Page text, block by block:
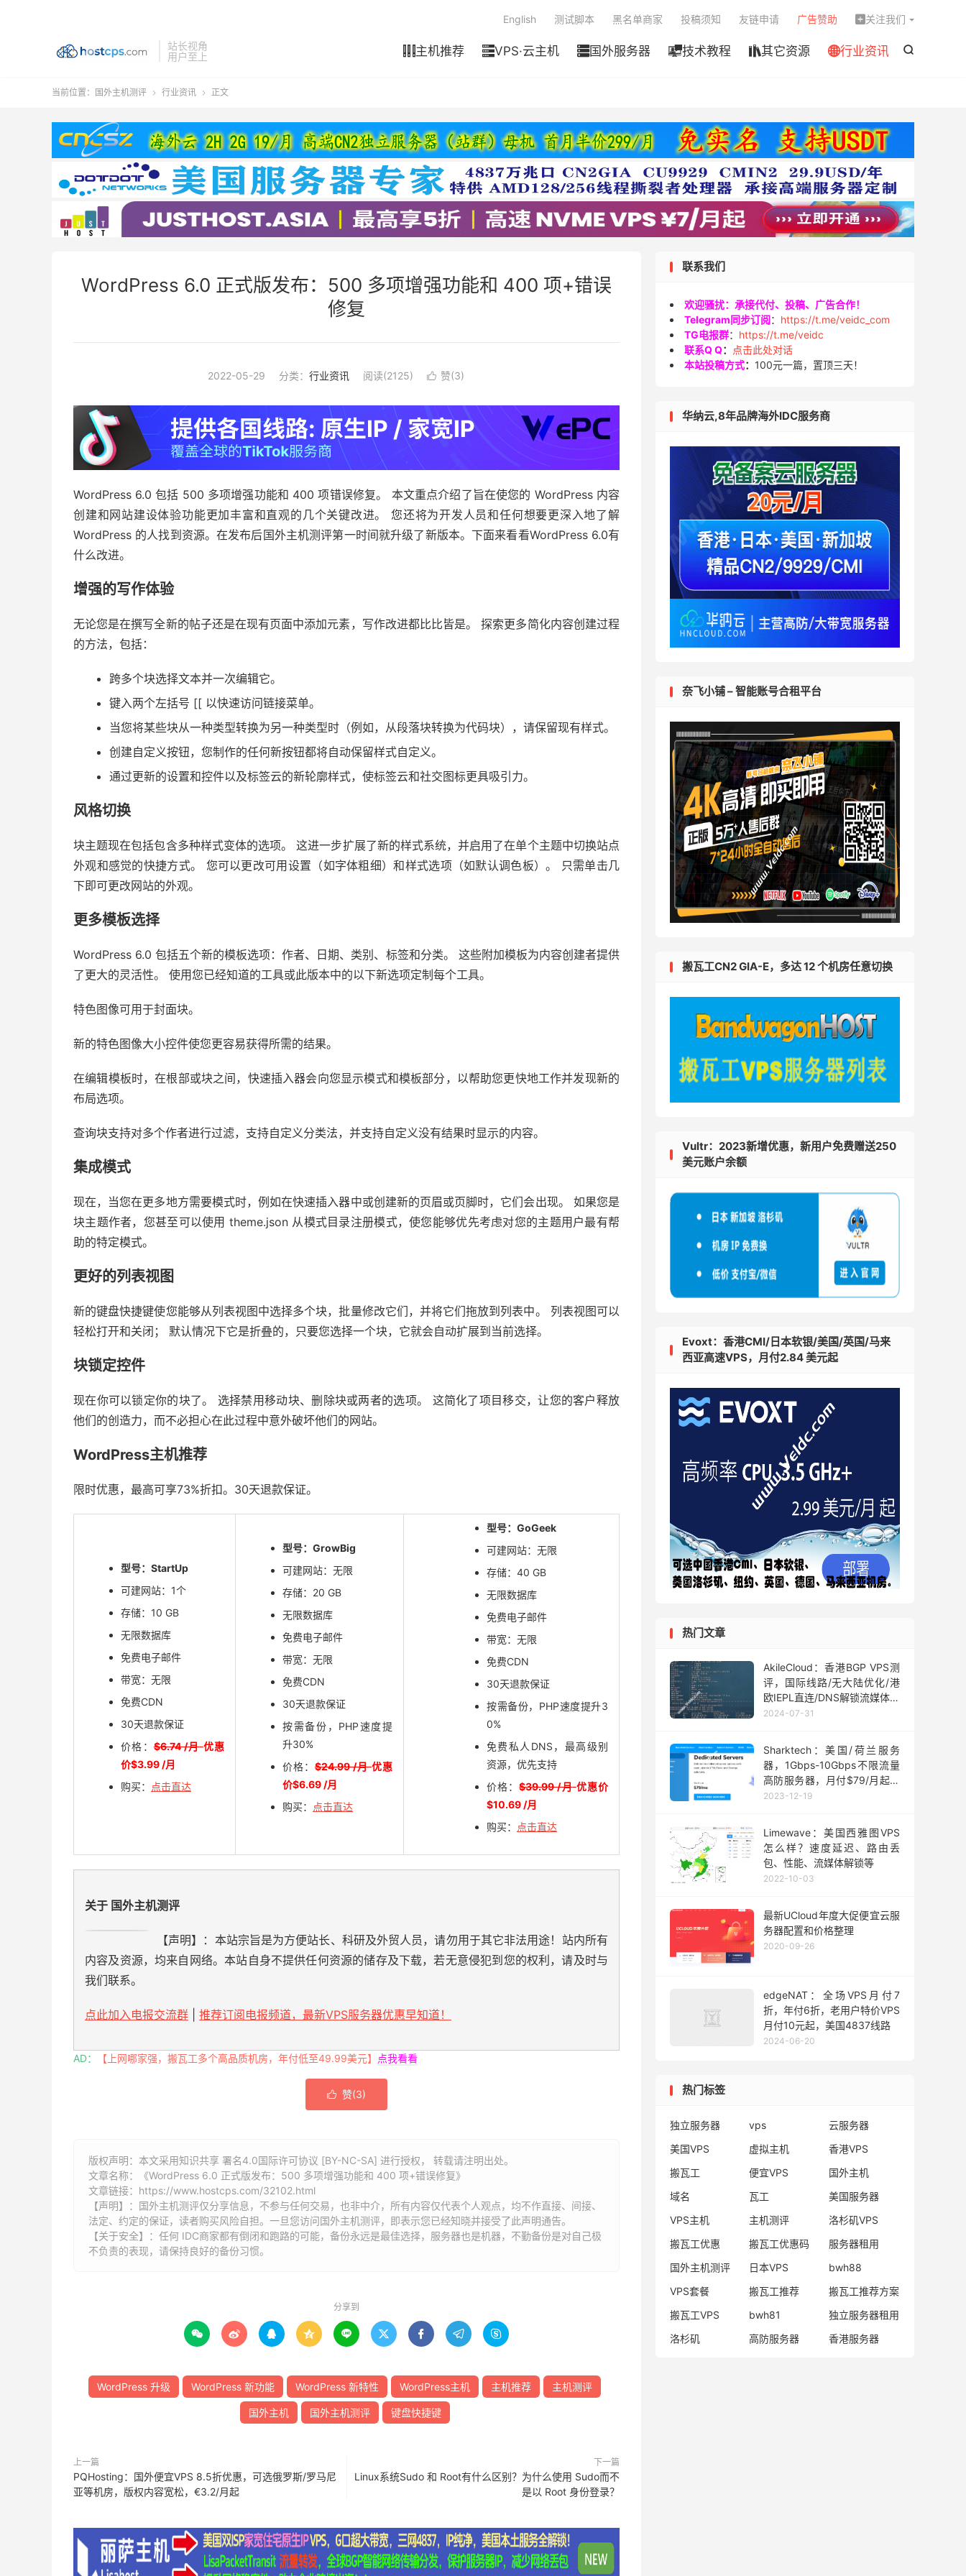
站长视角
用户至上

主机推荐 VPS·云主机 国外服务器 技术教程 其它资源 行业资讯
English 测试脚本 黑名单商家 投稿须知 友链申请 广告赞助  关注我们
当前位置： 国外主机测评  行业资讯  正文
WordPress 6.0 正式版发布：500 多项增强功能和 400 项+错误
修复
2022-05-29 分类： 行业资讯 阅读(2125)  赞(3)
WordPress 6.0 包括 500 多项增强功能和 400 项错误修复。 本文重点介绍了旨在使您的 WordPress 内容
创建和网站建设体验功能更加丰富和直观的几个关键改进。 您还将为开发人员和任何想要更深入地了解
WordPress 的人找到资源。在发布后国外主机测评第一时间就升级了新版本。下面来看看WordPress 6.0有
什么改进。
增强的写作体验
无论您是在撰写全新的帖子还是在现有页面中添加元素，写作改进都比比皆是。 探索更多简化内容创建过程
的方法，包括：
跨多个块选择文本并一次编辑它。
键入两个左括号 [[ 以快速访问链接菜单。
当您将某些块从一种类型转换为另一种类型时（例如，从段落块转换为代码块），请保留现有样式。
创建自定义按钮，您制作的任何新按钮都将自动保留样式自定义。
通过更新的设置和控件以及标签云的新轮廓样式，使标签云和社交图标更具吸引力。
风格切换
块主题现在包括包含多种样式变体的选项。 这进一步扩展了新的样式系统，并启用了在单个主题中切换站点
外观和感觉的快捷方式。 您可以更改可用设置（如字体粗细）和样式选项（如默认调色板）。 只需单击几
下即可更改网站的外观。
更多模板选择
WordPress 6.0 包括五个新的模板选项：作者、日期、类别、标签和分类。 这些附加模板为内容创建者提供
了更大的灵活性。 使用您已经知道的工具或此版本中的以下新选项定制每个工具。
特色图像可用于封面块。
新的特色图像大小控件使您更容易获得所需的结果。
在编辑模板时，在根部或块之间，快速插入器会向您显示模式和模板部分，以帮助您更快地工作并发现新的
布局选项。
查询块支持对多个作者进行过滤，支持自定义分类法，并支持自定义没有结果时显示的内容。
集成模式
现在，当您在更多地方需要模式时，例如在快速插入器中或创建新的页眉或页脚时，它们会出现。 如果您是
块主题作者，您甚至可以使用 theme.json 从模式目录注册模式，使您能够优先考虑对您的主题用户最有帮
助的特定模式。
更好的列表视图
新的键盘快捷键使您能够从列表视图中选择多个块，批量修改它们，并将它们拖放到列表中。 列表视图可以
轻松打开和关闭； 默认情况下它是折叠的，只要您选择一个块，它就会自动扩展到当前选择。
块锁定控件
现在你可以锁定你的块了。 选择禁用移动块、删除块或两者的选项。 这简化了项目移交，让您的客户释放
他们的创造力，而不必担心在此过程中意外破坏他们的网站。
WordPress主机推荐
限时优惠，最高可享73%折扣。30天退款保证。
型号：StartUp
可建网站：1个
存储：10 GB
无限数据库
免费电子邮件
带宽：无限
免费CDN
30天退款保证
价格：$6.74 /月 优惠
价$3.99 /月
购买：
点击直达
型号：GrowBig
可建网站：无限
存储：20 GB
无限数据库
免费电子邮件
带宽：无限
免费CDN
30天退款保证
按需备份，PHP速度提
升30%
价格： $24.99 /月 优惠
价$6.69 /月
购买：
点击直达
型号：GoGeek
可建网站：无限
存储：40 GB
无限数据库
免费电子邮件
带宽：无限
免费CDN
30天退款保证
按需备份，PHP速度提升3
0%
免费私人DNS，最高级别
资源，优先支持
价格：$39.99 /月 优惠价
$10.69 /月
购买：
点击直达
关于 国外主机测评
【声明】：本站宗旨是为方便站长、科研及外贸人员，请勿用于其它非法用途！站内所有
内容及资源，均来自网络。本站自身不提供任何资源的储存及下载，若无意侵犯到您的权利，请及时与
我们联系。
点此加入电报交流群 推荐订阅电报频道，最新VPS服务器优惠早知道！
AD： 【上网哪家强，搬瓦工多个高品质机房，年付低至49.99美元】 点我看看
 赞(3)
版权声明：本文采用知识共享 署名4.0国际许可协议 [BY-NC-SA] 进行授权， 转载请注明出处。
文章名称：《WordPress 6.0 正式版发布：500 多项增强功能和 400 项+错误修复》
文章链接： https://www.hostcps.com/32102.html
【声明】：国外主机测评仅分享信息，不参与任何交易，也非中介，所有内容仅代表个人观点，均不作直接、间接、
法定、约定的保证，读者购买风险自担。一旦您访问国外主机测评，即表示您已经知晓并接受了此声明通告。
【关于安全】：任何 IDC商家都有倒闭和跑路的可能，备份永远是最佳选择，服务器也是机器，不勤备份是对自己极
不负责的表现，请保持良好的备份习惯。
分享到
        
WordPress 升级 WordPress 新功能 WordPress 新特性 WordPress主机 主机推荐 主机测评
国外主机 国外主机测评 键盘快捷键
上一篇
PQHosting：国外便宜VPS 8.5折优惠，可选俄罗斯/罗马尼
亚等机房，版权内容宽松，€3.2/月起
下一篇
Linux系统Sudo 和 Root有什么区别？为什么使用 Sudo而不
是以 Root 身份登录？
联系我们
欢迎骚扰：承接代付、投稿、广告合作！
Telegram同步订阅： https://t.me/veidc_com
TG电报群： https://t.me/veidc
联系Q Q：
点击此处对话
本站投稿方式： 100元一篇，置顶三天！
华纳云,8年品牌海外IDC服务商
奈飞小铺 – 智能账号合租平台
搬瓦工CN2 GIA-E，多达 12 个机房任意切换
Vultr：2023新增优惠，新用户免费赠送250
美元账户余额
Evoxt：香港CMI/日本软银/美国/英国/马来
西亚高速VPS，月付2.84 美元起
热门文章
AkileCloud：香港BGP VPS测
评，国际线路/无大陆优化/港
欧IEPL直连/DNS解锁流媒体，
月付￥4.99起
2024-07-31
Sharktech：美国/荷兰服务
器，1Gbps-10Gbps不限流量
高防服务器，月付$79/月起，
可选洛杉矶/丹佛/芝加哥/荷兰
2023-12-19
Limewave：美国西雅图VPS
怎么样？速度延迟、路由丢
包、性能、流媒体解锁等
2022-10-03
最新UCloud年度大促便宜云服
务器配置和价格整理
2020-09-26
edgeNAT：全场VPS月付7
折，年付6折，老用户特价VPS
月付10元起，美国4837线路
2024-06-20
热门标签
独立服务器 vps
云服务器
美国VPS
虚拟主机
香港VPS
搬瓦工
便宜VPS
国外主机
域名
瓦工
美国服务器
VPS主机
主机测评
洛杉矶VPS
搬瓦工优惠
搬瓦工优惠码
服务器租用
国外主机测评
日本VPS
bwh88
VPS套餐
搬瓦工推荐
搬瓦工推荐方案
搬瓦工VPS
bwh81
独立服务器租用
洛杉矶
高防服务器 香港服务器